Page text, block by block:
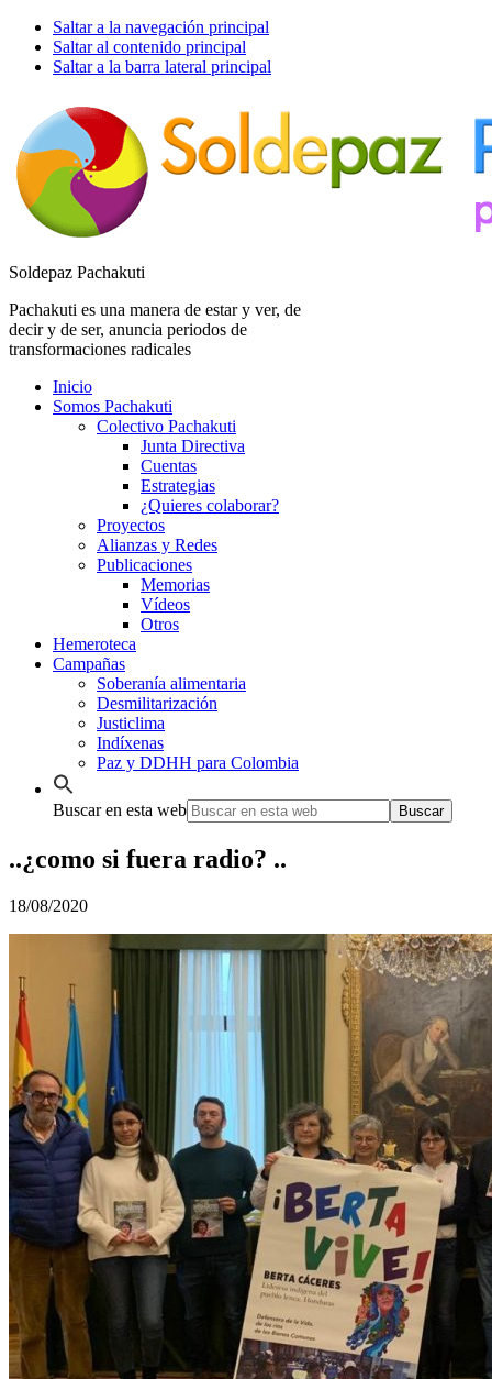
Saltar a la navegación principal
Saltar al contenido principal
Saltar a la barra lateral principal
Soldepaz Pachakuti
Pachakuti es una manera de estar y ver, de
decir y de ser, anuncia periodos de
transformaciones radicales
Inicio
Somos Pachakuti
Colectivo Pachakuti
Junta Directiva
Cuentas
Estrategias
¿Quieres colaborar?
Proyectos
Alianzas y Redes
Publicaciones
Memorias
Vídeos
Otros
Hemeroteca
Campañas
Soberanía alimentaria
Desmilitarización
Justiclima
Indíxenas
Paz y DDHH para Colombia
Buscar en esta web
..¿como si fuera radio? ..
18/08/2020